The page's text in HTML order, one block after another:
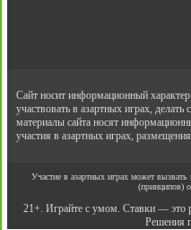
Сайт носит информационный
участвовать в азартных играх,
материалы сайта носят
участия в азартных играх,
Участие в азартных играх может
(принципов)
21+. Играйте с умом. Ставки — это
Решения